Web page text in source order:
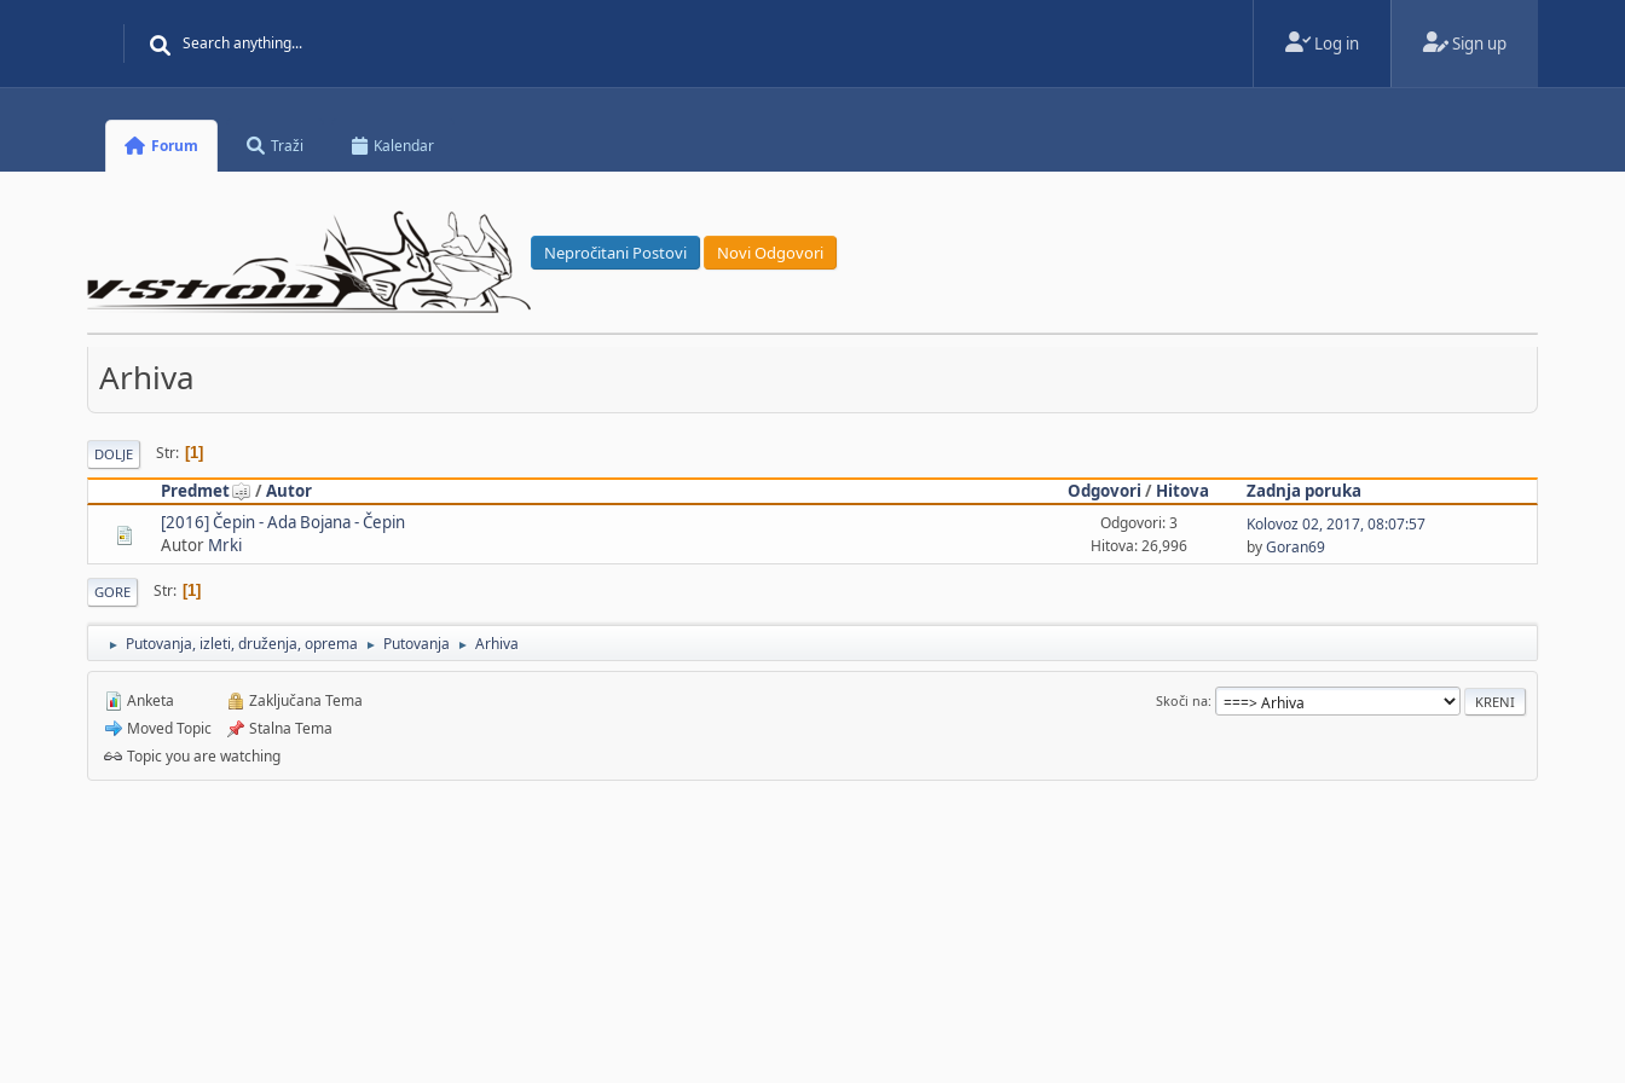
Log in Sign up
Forum Traži Kalendar
Nepročitani Postovi Novi Odgovori
Arhiva
DOLJE Str 1
Predmet /Autor Odgovori / Hitova
Zadnja poruka
[2016] Čepin - Ada Bojana - Čepin
Autor Mrki
Odgovori: 3
Hitova: 26,996
Kolovoz 02, 2017, 08:07:57
byGoran69
GORE Str 1
► Putovanja, izleti, druženja, oprema ► Putovanja ► Arhiva
Skoči na
Anketa
Moved Topic
Zaključana Tema
Stalna Tema
Topic you are watching